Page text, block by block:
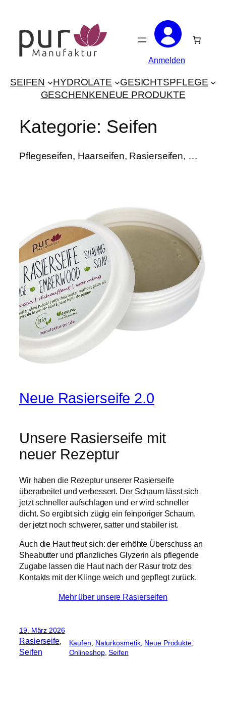
springen
Anmelden
SEIFEN HYDROLATE
GESICHTSPFLEGE
GESCHENKENEUE PRODUKTE
Kategorie: Seifen
Pflegeseifen, Haarseifen, Rasierseifen, …
Neue Rasierseife 2.0
Unsere Rasierseife mit
neuer Rezeptur
Wir haben die Rezeptur unserer Rasierseife
überarbeitet und verbessert. Der Schaum lässt sich
jetzt schneller aufschlagen und er wird schneller
dicht. So ergibt sich zügig ein feinporiger Schaum,
der jetzt noch schwerer, satter und stabiler ist.
Auch die Haut freut sich: der erhöhte Überschuss an
Sheabutter und pflanzliches Glyzerin als pflegende
Zugabe lassen die Haut nach der Rasur trotz des
Kontakts mit der Klinge weich und gepflegt zurück.
Mehr über unsere Rasierseifen
19. März 2026
Rasierseife
Seifen
Kaufen Naturkosmetik, Neue Produkte
Onlineshop, Seifen